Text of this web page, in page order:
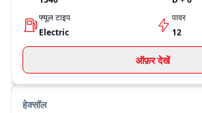
फ्यूल टाइप
Electric
पावर
12
ऑफ़र देखें
हेक्सॉल